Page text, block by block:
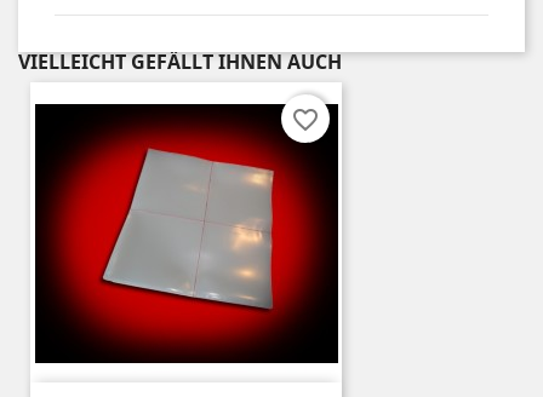
VIELLEICHT GEFÄLLT IHNEN AUCH
favorite_border